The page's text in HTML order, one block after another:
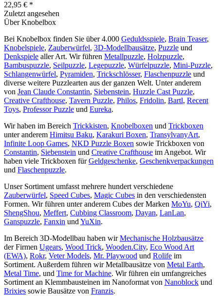
22,95 € *
Zuletzt angesehen
Über Knobelbox
Bei Knobelbox finden Sie über 4.000 Geduldsspiele, Brain Teaser,
Knobelspiele, Zauberwürfel, 3D-Modellbausätze, Puzzle und
Denkspiele aller Art. Wir führen Metallpuzzle, Holzpuzzle,
Bambuspuzzle, Seilpuzzle, Legepuzzle, Würfelpuzzle, Mini-Puzzle,
Schlangenwürfel, Pyramiden, Trickschlösser, Flaschenpuzzle und
diverse weitere Puzzlearten aus der ganzen Welt. Unter anderem
von Jean Claude Constantin, Siebenstein, Huzzle Cast Puzzle,
Creative Crafthouse, Tavern Puzzle, Philos, Fridolin, Bartl, Recent
Toys, Professor Puzzle und Eureka.
Wir haben im Bereich Trickkisten, Knobelboxen und Trickboxen
unter anderem Himitsu Baku, Karakuri Boxen, TransylvanyArt,
Infinite Loop Games, NKD Puzzle Boxen sowie Trickboxen von
Constantin, Siebenstein und Creative Crafthouse im Angebot. Wir
haben viele Trickboxen fürGeldgeschenke, Geschenkverpackungen
und Flaschenpuzzle.
Unser Sortiment umfasst mehrere hundert verschiedene
Zauberwürfel, Speed Cubes, Magic Cubes in den verschiedensten
Formen. Wir führen unter anderem Cubes der Marken MoYu, QiYi,
ShengShou, Meffert, Cubbing Classroom, Dayan, LanLan,
Ganspuzzle, Fanxin und YuXin.
Im Bereich 3D-Modellbau haben wirMechanische Holzbausätze
der Firmen Ugears, Wood Trick, Wooden.City, Eco Wood Art
(EWA), Rokr, Veter Models, Mr. Playwood und Rolife im
Sortiment. Außerdem führen wir Metallbausätze von Metal Earth,
Metal Time, und Time for Machine. Wir führen ein umfangreiches
Sortiment an Klemmbausteinen im Nanoformat von Nanoblock und
Brixies sowie Bausätze von Franzis.